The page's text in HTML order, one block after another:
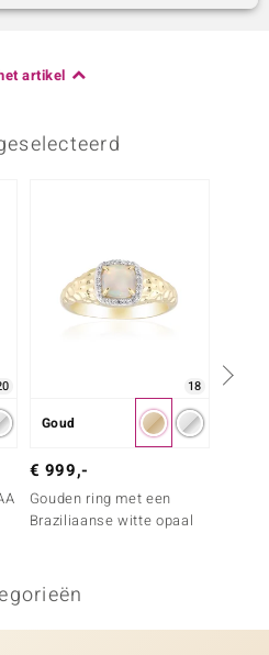
artikel
18
Goud
€ 999,-
Gouden ring met een
Braziliaanse witte opaal